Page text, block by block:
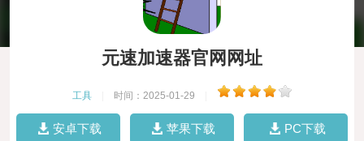
元速加速器官网网址
工具 时间：2025-01-29
安卓下载 苹果下载 PC下载